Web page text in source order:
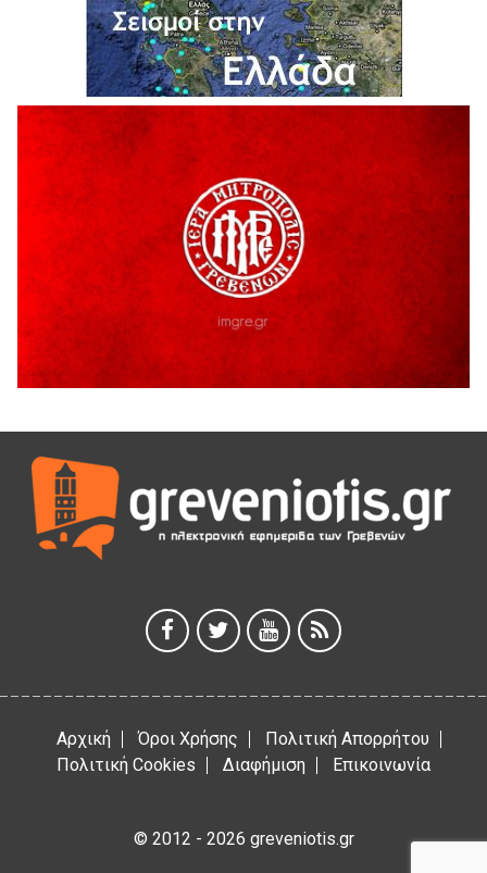
5 Αυγούστου 2026
Ο ΑΝΔΡΕΑΣ ΑΣΛΑΝΙΔΗΣ ΣΥΝΕΧΙΖΕΙ ΣΤΟΝ ΠΡΩΤΕΑ
ΓΡΕΒΕΝΩΝ
5 Αυγούστου 2026
Ευχαριστήριο Εκπολιτιστικού Συλλόγου Ταξιάρχη προς κ.
Παρασχάκη Αθανάσιο
Διακοπή υδροδότησης του Α΄ κλάδου ύδρευσης
5 Αυγούστου 2026
Η Marseaux στα Γρεβενά για μια μοναδική συναυλία
Θερινό Σινεμά στο πλαίσιο του «Πολιτιστικού
Καλοκαιριού 2026» με την βραβευμένη ταινία «Μικρές
Ανάσες».
εξοπλισμού γυμναστηρίου
5 Αυγούστου 2026
ΑΗ ΛΑΟΣ | 5 Αυγούστου | Υπαίθριο Θέατρο “Καστράκι”,
Γρεβενά
5 Αυγούστου 2026
5 Αυγούστου 2026
Αρχική Όροι Χρήσης
Πολιτική Απορρήτου
Πολιτική Cookies
Διαφήμιση Επικοινωνία
© 2012 - 2026 greveniotis.gr